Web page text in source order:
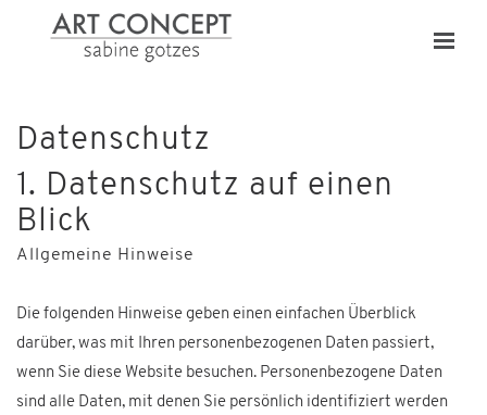
Datenschutz
1. Datenschutz auf einen
Blick
Allgemeine Hinweise
Die folgenden Hinweise geben einen einfachen Überblick
darüber, was mit Ihren personenbezogenen Daten passiert,
wenn Sie diese Website besuchen. Personenbezogene Daten
sind alle Daten, mit denen Sie persönlich identifiziert werden